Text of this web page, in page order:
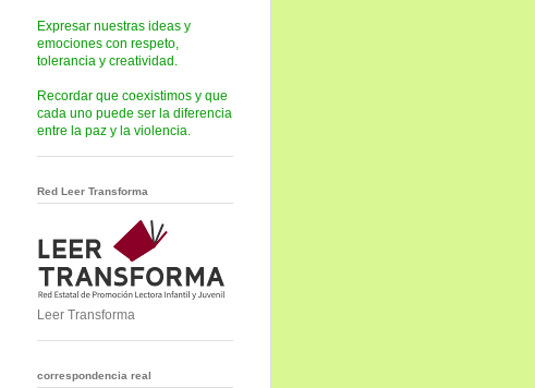
Expresar nuestras ideas y
emociones con respeto,
tolerancia y creatividad.
Recordar que coexistimos y que
cada uno puede ser la diferencia
entre la paz y la violencia.
Red Leer Transforma
Leer Transforma
correspondencia real